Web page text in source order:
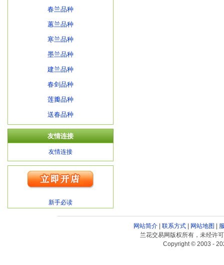
春兰品种
蕙兰品种
寒兰品种
墨兰品种
建兰品种
春剑品种
莲瓣品种
送春品种
友情连接
友情连接
新手必读
网站简介| 联系方式| 网站地图 |
兰花交易网版权所有，未经许
Copyright © 2003 -